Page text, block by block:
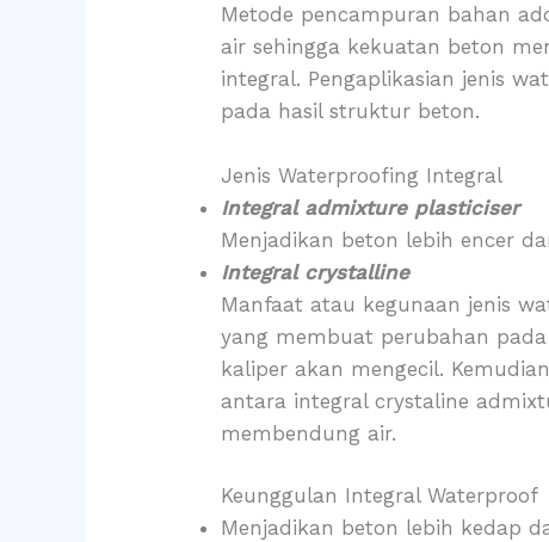
Metode pencampuran bahan
air sehingga kekuatan beton
integral. Pengaplikasian jenis
pada hasil struktur beton.
Jenis Waterproofing Integral
Integral admixture plasticiser
Menjadikan beton lebih encer
Integral crystalline
Manfaat atau kegunaan jenis
yang membuat perubahan
kaliper akan mengecil.
antara integral crystaline
membendung air.
Keunggulan Integral Waterproof
Menjadikan beton lebih kedap